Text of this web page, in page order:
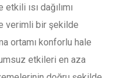
etkili ısı dağılımı
verimli bir şekilde
ortamı konforlu hale
etkileri en aza